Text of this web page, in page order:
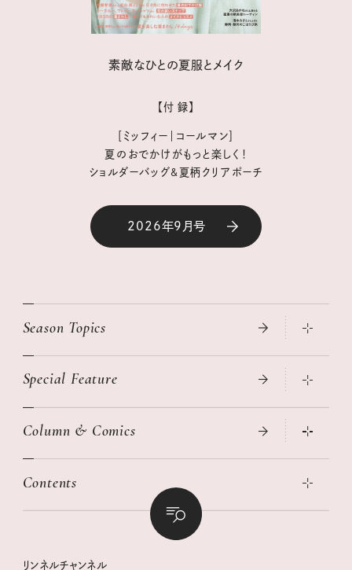
素敵なひとの夏服とメイク
【付 録】
［ミッフィー｜コールマン］
夏のおでかけがもっと楽しく！
ショルダーバッグ&夏柄クリアポーチ
2026年9月号
Season Topics
真夏のひんやりグッズ 2026
ニトリ・イケア・無印良品で賢くおしゃれなインテリア
絶品、お餅レシピ大集合！
世界のサンタさんに会って来た！
Special Feature
2026年春夏 トレンドファッションニュース
女子旅おすすめスポット 暮らすように心地いいリンネル旅ガイ
幸せな老後のための リンネルマネー講座
Column & Comics
ぐれいさん
明日もいい日になりますように
清水みさとの食いしんぼう寄り道サウナ
Contents
リンネルおしゃれファッションスナップ
リンネル暮らし部
リンネルチャンネル